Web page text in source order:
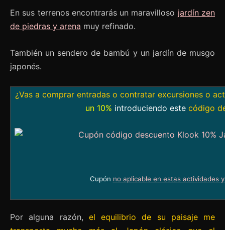
En sus terrenos encontrarás un maravilloso jardín zen
de piedras y arena muy refinado.
También un sendero de bambú y un jardín de musgo
japonés.
¿Vas a comprar entradas o contratar excursiones o
un 10% introduciendo este código
Cupón no aplicable en estas actividades
Por alguna razón, el equilibrio de su paisaje me